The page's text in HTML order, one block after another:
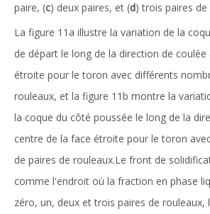
paire, (c) deux paires, et (d) trois paires de
La figure 11a illustre la variation de la
de départ le long de la direction de
étroite pour le toron avec différents
rouleaux, et la figure 11b montre la
la coque du côté poussée le long de la
centre de la face étroite pour le toron
de paires de rouleaux.Le front de
comme l'endroit où la fraction en phase
zéro, un, deux et trois paires de rouleaux,